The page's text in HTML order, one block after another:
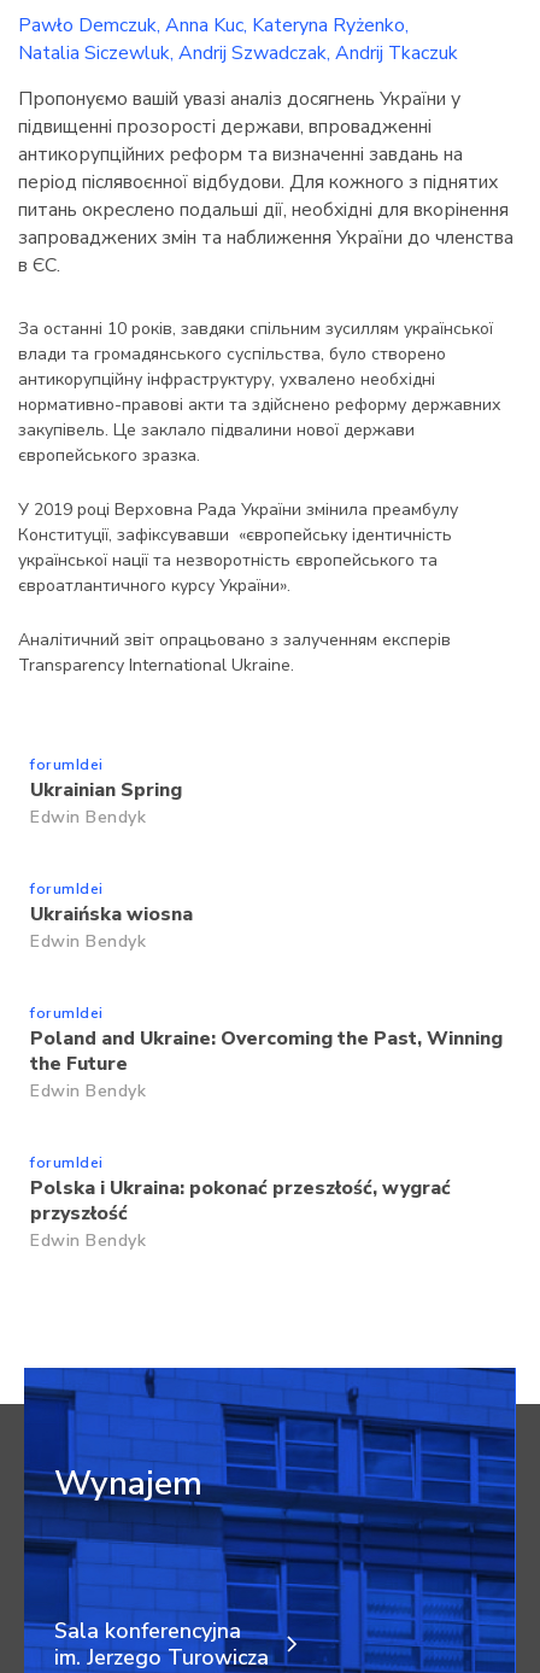
Pawło Demczuk Anna Kuc Kateryna Ryżenko
Natalia Siczewluk Andrij Szwadczak Andrij Tkaczuk
Пропонуємо вашій увазі аналіз досягнень України у
підвищенні прозорості держави, впровадженні
антикорупційних реформ та визначенні завдань на
період післявоєнної відбудови. Для кожного з піднятих
питань окреслено подальші дії, необхідні для вкорінення
запроваджених змін та наближення України до членства
в ЄС.
За останні 10 років, завдяки спільним зусиллям української
влади та громадянського суспільства, було створено
антикорупційну інфраструктуру, ухвалено необхідні
нормативно-правові акти та здійснено реформу державних
закупівель. Це заклало підвалини нової держави
європейського зразка.
У 2019 році Верховна Рада України змінила преамбулу
Конституції, зафіксувавши «європейську ідентичність
української нації та незворотність європейського та
євроатлантичного курсу України».
Аналітичний звіт опрацьовано з залученням експерів
Transparency International Ukraine.
forumIdei
Ukrainian Spring
Edwin Bendyk
forumIdei
Ukraińska wiosna
Edwin Bendyk
forumIdei
Poland and Ukraine: Overcoming the Past, Winning
the Future
Edwin Bendyk
forumIdei
Polska i Ukraina: pokonać przeszłość, wygrać
przyszłość
Edwin Bendyk
Wynajem
Sala konferencyjna
im. Jerzego Turowicza